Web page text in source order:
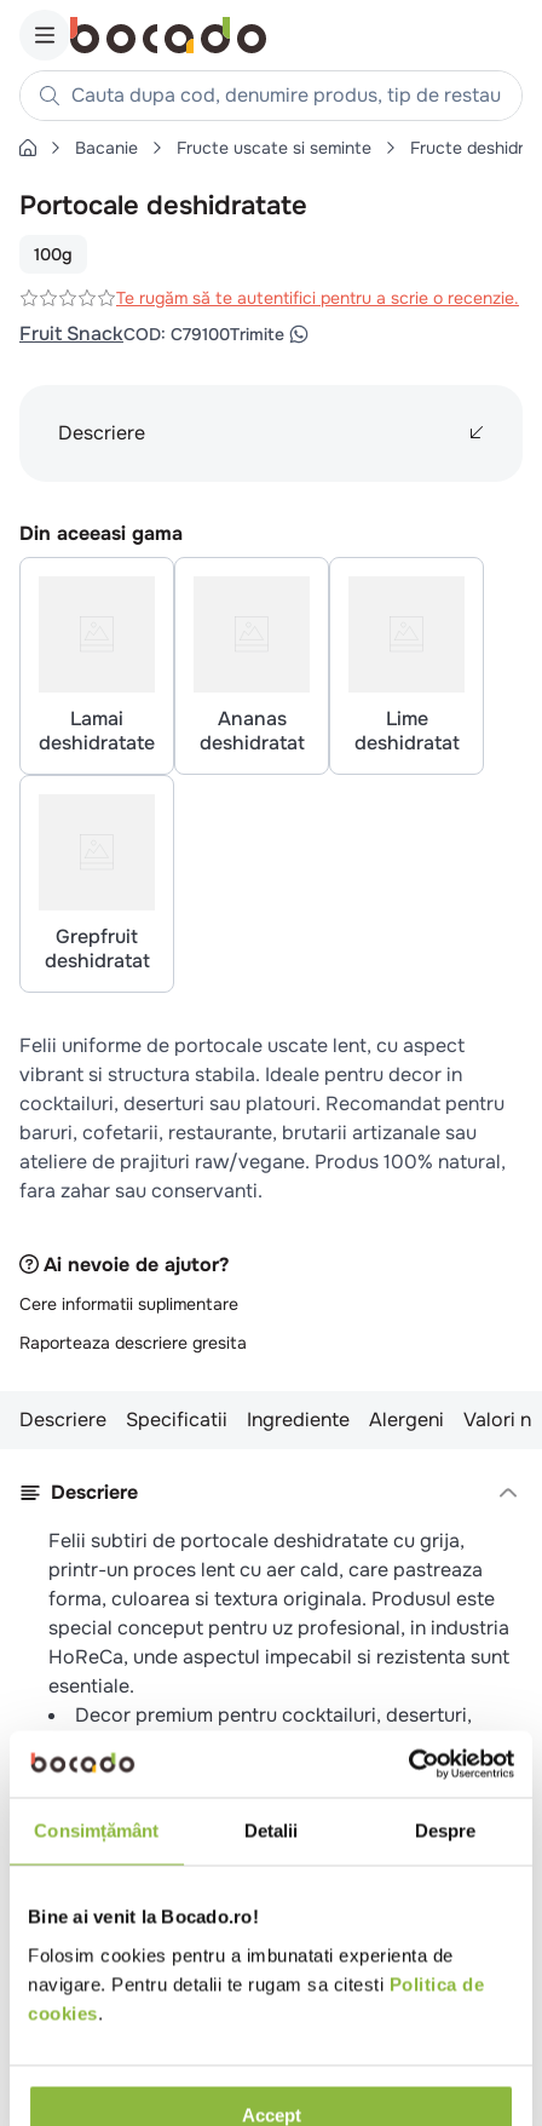
Consimțământ Detalii Despre
Bine ai venit la Bocado.ro!
Folosim cookies pentru a imbunatati experienta de
navigare. Pentru detalii te rugam sa citesti Politica de
cookies.
Accept
Cauta dupa cod, denumire produs, tip de restaurant,
Căutări populare
1. cartofi
. piept pui
4
chifle
ceafa
10.pizza
Bacanie Fructe uscate si seminte Fructe
Portocale deshidratate
100g
Te rugăm să te autentifici pentru a scrie o recenzie.
Fruit SnackCOD: C79100Trimite
Descriere
Din aceeasi gama
Lamai
deshidratate
Ananas
deshidratat
Lime
deshidratat
Grepfruit
deshidratat
Felii uniforme de portocale uscate lent, cu aspect
vibrant si structura stabila. Ideale pentru decor in
cocktailuri, deserturi sau platouri. Recomandat pentru
baruri, cofetarii, restaurante, brutarii artizanale sau
ateliere de prajituri raw/vegane. Produs 100% natural,
fara zahar sau conservanti.
Ai nevoie de ajutor?
Cere informatii suplimentare
Raporteaza descriere gresita
Descriere Specificatii Ingrediente Alergeni Valori
Descriere
Felii subtiri de portocale deshidratate cu grija,
printr-un proces lent cu aer cald, care pastreaza
forma, culoarea si textura originala. Produsul este
special conceput pentru uz profesional, in industria
HoReCa, unde aspectul impecabil si rezistenta sunt
esentiale.
Decor premium pentru cocktailuri, deserturi,
Culoare intensa portocalie, cu coaja decorativa,
Fara adaosuri – 100% fruct, fara zahar, fara
conservanti, fara sulfiti.
suc, nu pateaza.
Ambalaj profesional – punga de 100g, eco-
friendly, resigilabila.
Tip preparare
Deshidratat